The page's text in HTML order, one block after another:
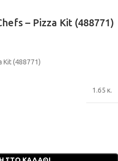
– Pizza Kit (488771)
Kit (488771)
1.65 κ.